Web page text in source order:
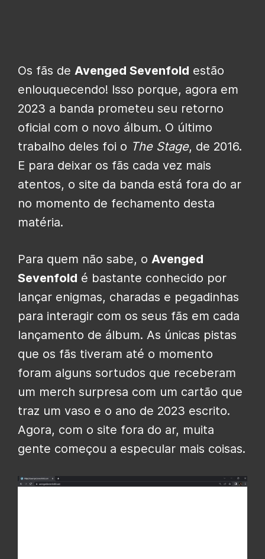
Os fãs de Avenged Sevenfold estão
enlouquecendo! Isso porque, agora em
2023 a banda prometeu seu retorno
oficial com o novo álbum. O último
trabalho deles foi o The Stage, de 2016.
E para deixar os fãs cada vez mais
atentos, o site da banda está fora do ar
no momento de fechamento desta
matéria.
Para quem não sabe, o Avenged
Sevenfold é bastante conhecido por
lançar enigmas, charadas e pegadinhas
para interagir com os seus fãs em cada
lançamento de álbum. As únicas pistas
que os fãs tiveram até o momento
foram alguns sortudos que receberam
um merch surpresa com um cartão que
traz um vaso e o ano de 2023 escrito.
Agora, com o site fora do ar, muita
gente começou a especular mais coisas.